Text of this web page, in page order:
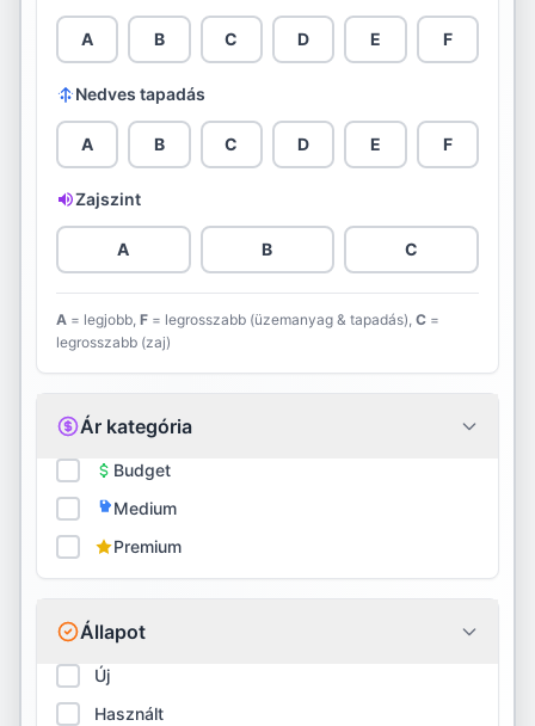
Davanti
Debica
Diamondback
Diplomat
Double Star
Dunlop
Evergreen
Fortune
GITI
Goodride
A B C D E F
Nedves tapadás
A B C D E F
Zajszint
A B C
A = legjobb, F = legrosszabb (üzemanyag & tapadás), C =
legrosszabb (zaj)
Ár kategória
Budget
Medium
Premium
Állapot
Új
Használt